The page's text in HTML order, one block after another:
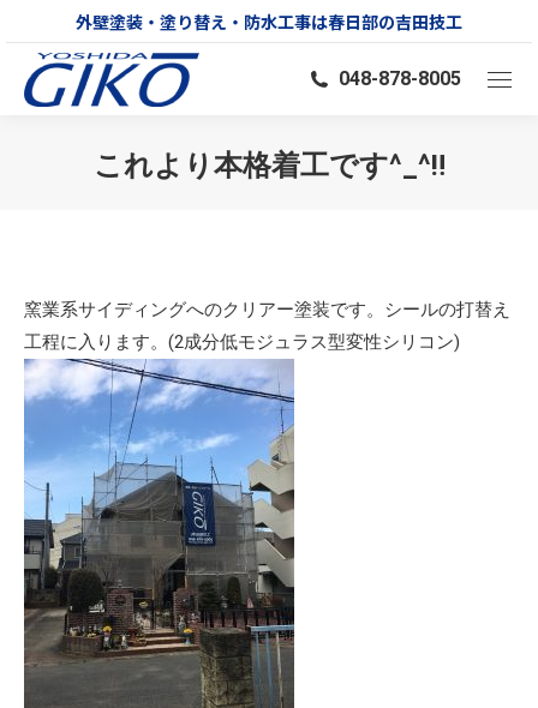
外壁塗装・塗り替え・防水工事は春日部の吉田技工
048-878-8005
これより本格着工です^_^‼︎
窯業系サイディングへのクリアー塗装です。シールの打替え
工程に入ります。(2成分低モジュラス型変性シリコン)